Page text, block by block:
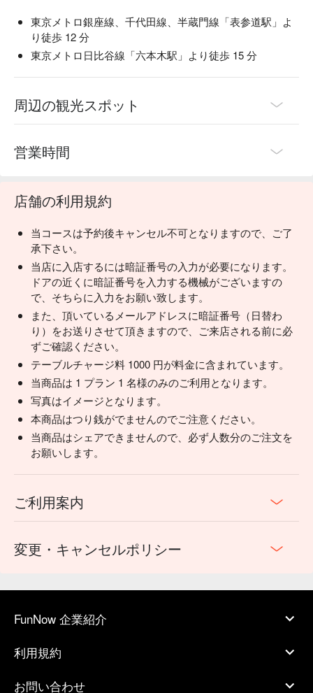
東京メトロ銀座線、千代田線、半蔵門線「表参道駅」よ
り徒歩 12 分
東京メトロ日比谷線「六本木駅」より徒歩 15 分
周辺の観光スポット
営業時間
店舗の利用規約
当コースは予約後キャンセル不可となりますので、ご了
承下さい。
当店に入店するには暗証番号の入力が必要になります。
ドアの近くに暗証番号を入力する機械がございますの
で、そちらに入力をお願い致します。
また、頂いているメールアドレスに暗証番号（日替わ
り）をお送りさせて頂きますので、ご来店される前に必
ずご確認ください。
テーブルチャージ料 1000 円が料金に含まれています。
当商品は 1 プラン 1 名様のみのご利用となります。
写真はイメージとなります。
本商品はつり銭がでませんのでご注意ください。
当商品はシェアできませんので、必ず人数分のご注文を
お願いします。
ご利用案内
変更・キャンセルポリシー
FunNow 企業紹介
利用規約
お問い合わせ